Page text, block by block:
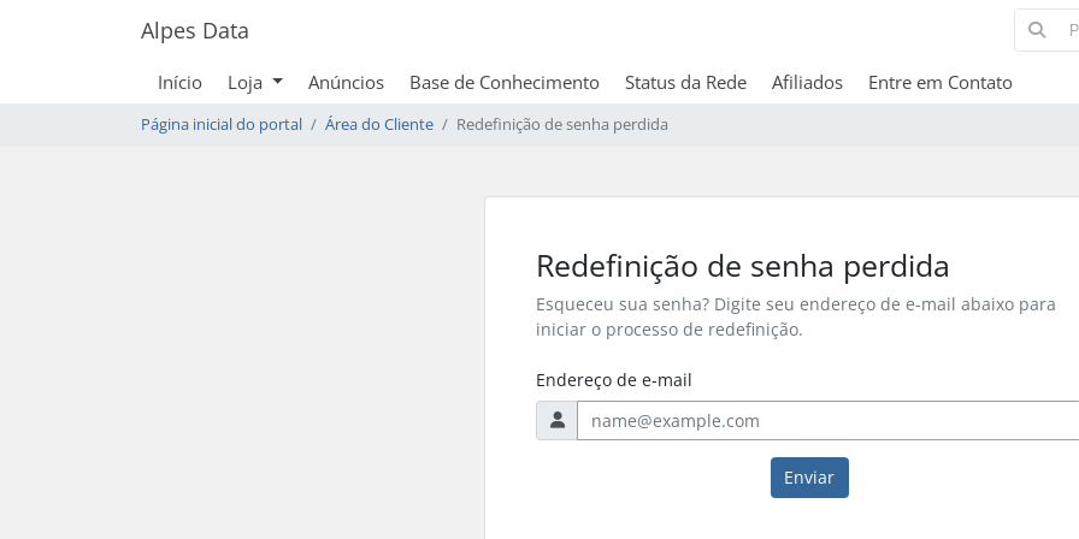
Alpes Data
Início Loja Anúncios Base de Conhecimento Status da Rede Afiliados Entre em Contato
Página inicial do portal Área do Cliente Redefinição de senha perdida
Redefinição de senha perdida
Esqueceu sua senha? Digite seu endereço de e-mail abaixo para
iniciar o processo de redefinição.
Endereço de e-mail
Enviar